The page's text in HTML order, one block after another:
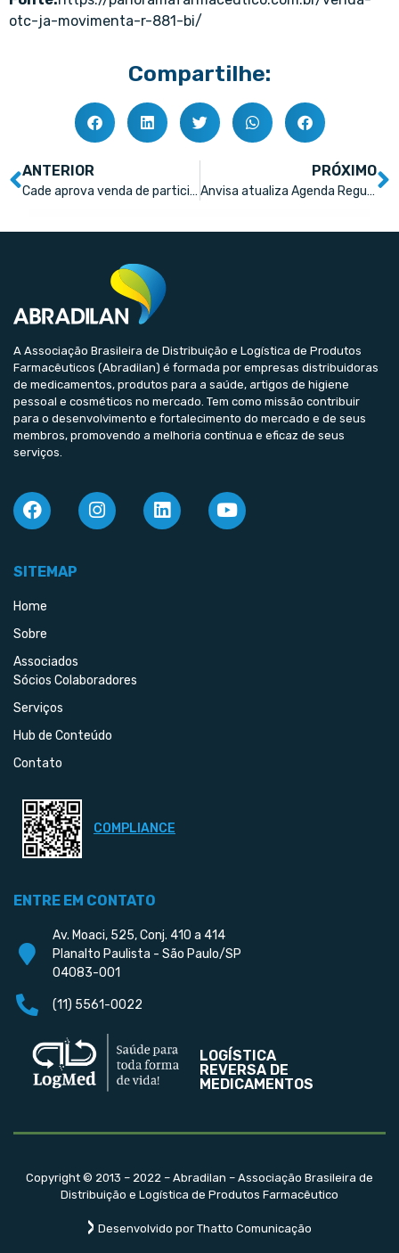
otc-ja-movimenta-r-881-bi/
Compartilhe:
ANTERIOR
Cade aprova venda de participação do Grupo Omega para a Eurofarma
PRÓXIMO
Anvisa atualiza Agenda Regulatória para o ano de 2023
A Associação Brasileira de Distribuição e Logística de Produtos
Farmacêuticos (Abradilan) é formada por empresas distribuidoras
de medicamentos, produtos para a saúde, artigos de higiene
pessoal e cosméticos no mercado. Tem como missão contribuir
para o desenvolvimento e fortalecimento do mercado e de seus
membros, promovendo a melhoria contínua e eficaz de seus
serviços.
SITEMAP
Home
Sobre
Associados
Sócios Colaboradores
Serviços
Hub de Conteúdo
Contato
COMPLIANCE
ENTRE EM CONTATO
Av. Moaci, 525, Conj. 410 a 414
Planalto Paulista - São Paulo/SP
04083-001
(11) 5561-0022
LOGÍSTICA
REVERSA DE
MEDICAMENTOS
Copyright © 2013 – 2022 – Abradilan – Associação Brasileira de
Distribuição e Logística de Produtos Farmacêutico
Desenvolvido por Thatto Comunicação